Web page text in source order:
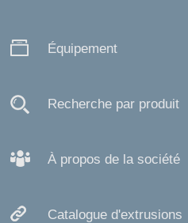
Équipement
Recherche par produit
À propos de la société
Catalogue d'extrusions